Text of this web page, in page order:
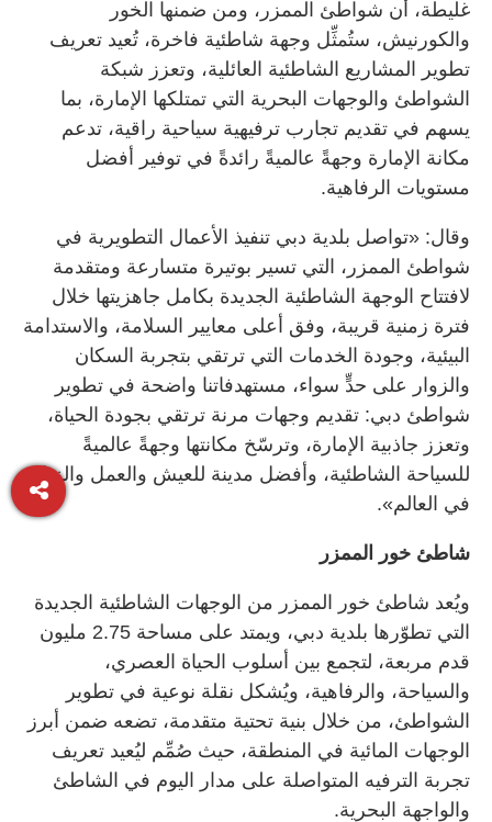
غليطة، أن شواطئ الممزر، ومن ضمنها الخور
والكورنيش، ستُمثِّل وجهة شاطئية فاخرة، تُعيد تعريف
تطوير المشاريع الشاطئية العائلية، وتعزز شبكة
الشواطئ والوجهات البحرية التي تمتلكها الإمارة، بما
يسهم في تقديم تجارب ترفيهية سياحية راقية، تدعم
مكانة الإمارة وجهةً عالميةً رائدةً في توفير أفضل
مستويات الرفاهية.
وقال: «تواصل بلدية دبي تنفيذ الأعمال التطويرية في
شواطئ الممزر، التي تسير بوتيرة متسارعة ومتقدمة
لافتتاح الوجهة الشاطئية الجديدة بكامل جاهزيتها خلال
فترة زمنية قريبة، وفق أعلى معايير السلامة، والاستدامة
البيئية، وجودة الخدمات التي ترتقي بتجربة السكان
والزوار على حدٍّ سواء، مستهدفاتنا واضحة في تطوير
شواطئ دبي: تقديم وجهات مرنة ترتقي بجودة الحياة،
وتعزز جاذبية الإمارة، وترسّخ مكانتها وجهةً عالميةً
للسياحة الشاطئية، وأفضل مدينة للعيش والعمل والزيارة
في العالم».
شاطئ خور الممزر
ويُعد شاطئ خور الممزر من الوجهات الشاطئية الجديدة
التي تطوّرها بلدية دبي، ويمتد على مساحة 2.75 مليون
قدم مربعة، لتجمع بين أسلوب الحياة العصري،
والسياحة، والرفاهية، ويُشكل نقلة نوعية في تطوير
الشواطئ، من خلال بنية تحتية متقدمة، تضعه ضمن أبرز
الوجهات المائية في المنطقة، حيث صُمِّم ليُعيد تعريف
تجربة الترفيه المتواصلة على مدار اليوم في الشاطئ
والواجهة البحرية.